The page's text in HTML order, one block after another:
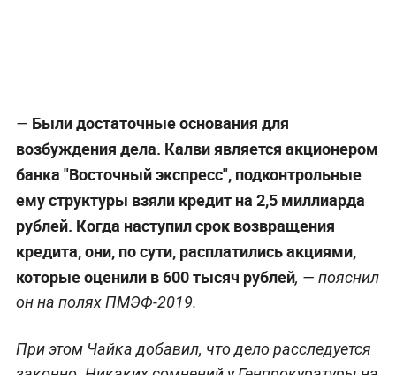
— Были достаточные основания для
возбуждения дела. Калви является акционером
банка "Восточный экспресс", подконтрольные
ему структуры взяли кредит на 2,5 миллиарда
рублей. Когда наступил срок возвращения
кредита, они, по сути, расплатились акциями,
которые оценили в 600 тысяч рублей, — пояснил
он на полях ПМЭФ-2019.
При этом Чайка добавил, что дело расследуется